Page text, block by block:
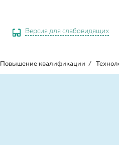
Версия для слабовидящих
Повышение квалификации /